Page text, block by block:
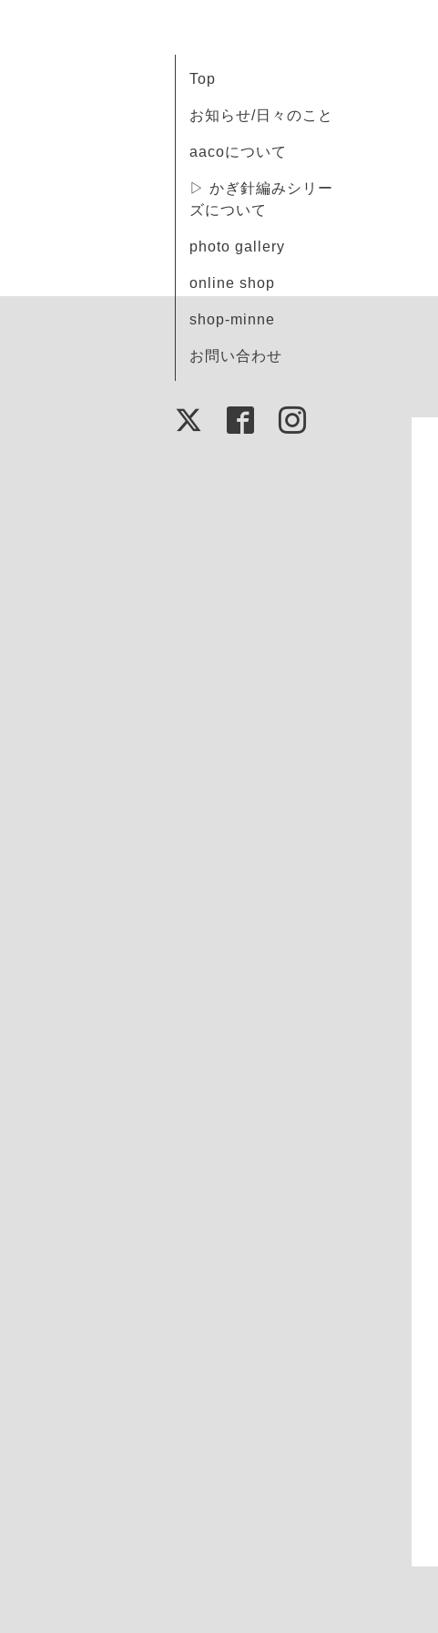
Top
お知らせ/日々のこと
aacoについて
▷ かぎ針編みシリー
ズについて
photo gallery
online shop
shop-minne
お問い合わせ